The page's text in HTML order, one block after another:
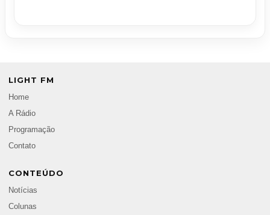
LIGHT FM
Home
A Rádio
Programação
Contato
CONTEÚDO
Notícias
Colunas